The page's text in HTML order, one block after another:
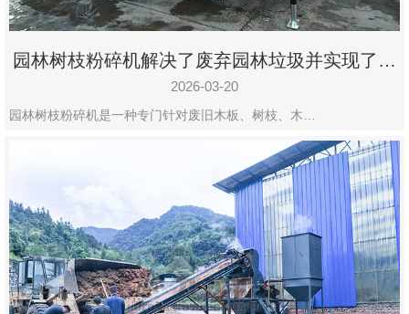
园林树枝粉碎机解决了废弃园林垃圾并实现了再
利用
2026-03-20
园林树枝粉碎机是一种专门针对废旧木板、树枝、木…